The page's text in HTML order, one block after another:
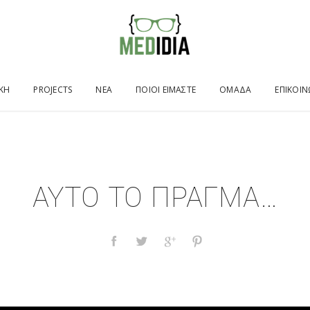
PROJECTS ΝΕΑ ΠΟΙΟΙ ΕΙΜΑΣΤΕ ΟΜΑΔΑ
ΑΥΤΟ ΤΟ ΠΡΑΓΜΑ…